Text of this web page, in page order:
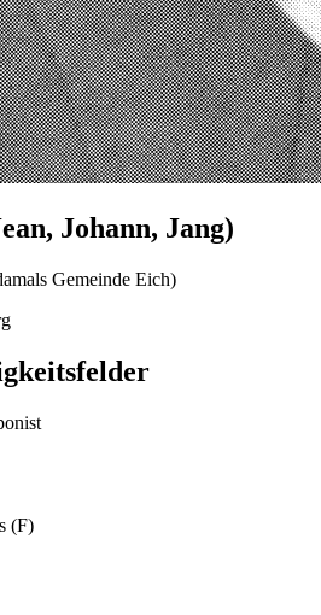
Johann, Jang)
Gemeinde Eich)
(F)